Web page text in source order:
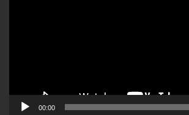
00:00